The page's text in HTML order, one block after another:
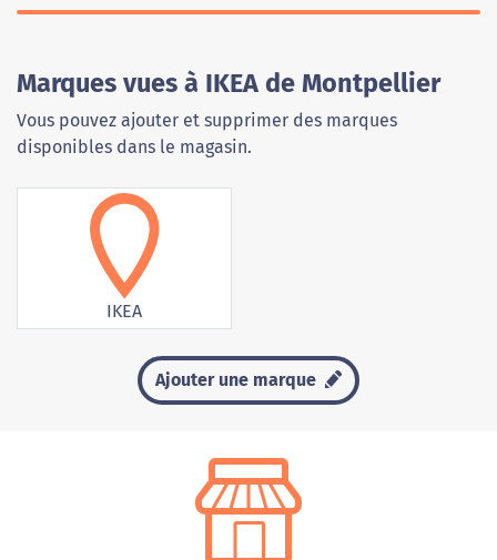
Marques vues à IKEA de Montpellier
Vous pouvez ajouter et supprimer des marques
disponibles dans le magasin.
IKEA
Ajouter une marque